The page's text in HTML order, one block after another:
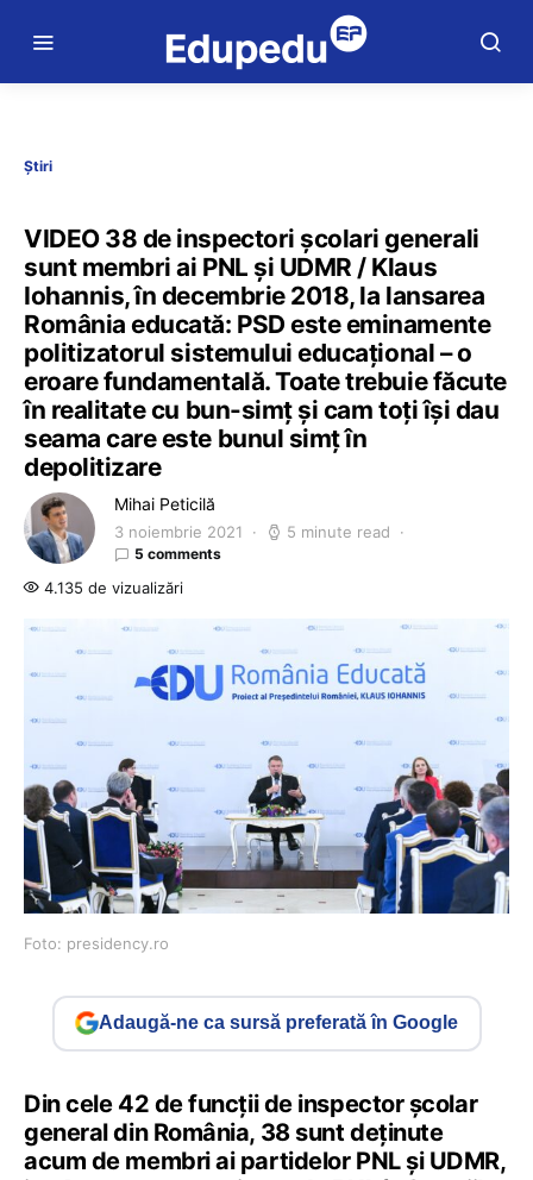
Știri
VIDEO 38 de inspectori școlari generali
sunt membri ai PNL și UDMR / Klaus
Iohannis, în decembrie 2018, la lansarea
România educată: PSD este eminamente
politizatorul sistemului educațional – o
eroare fundamentală. Toate trebuie făcute
în realitate cu bun-simț și cam toți își dau
seama care este bunul simț în
depolitizare
Mihai Peticilă
3 noiembrie 2021 5 minute read
5 comments
4.135 de vizualizări
Foto: presidency.ro
Adaugă-ne ca sursă preferată în Google
Din cele 42 de funcții de inspector școlar
general din România, 38 sunt deținute
acum de membri ai partidelor PNL și UDMR,